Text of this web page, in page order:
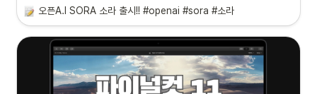
오픈A.I SORA 소라 출시!! #openai #sora #소라